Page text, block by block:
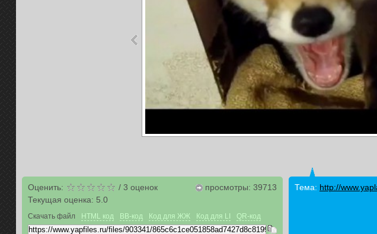
Оценить: / 3 оценок
Текущая оценка: 5.0
просмотры: 39713
Скачать файл HTML код BB-код Код для ЖЖ Код для LI QR-код
Тема: http://